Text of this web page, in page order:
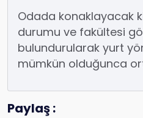
Odada konaklayacak
durumu ve fakültesi
bulundurularak yurt
mümkün olduğunca
Paylaş :